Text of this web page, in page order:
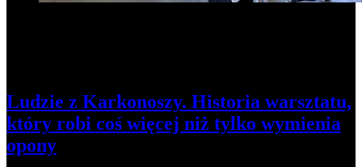
Ludzie z Karkonoszy. Historia warsztatu,
który robi coś więcej niż tylko wymienia
opony